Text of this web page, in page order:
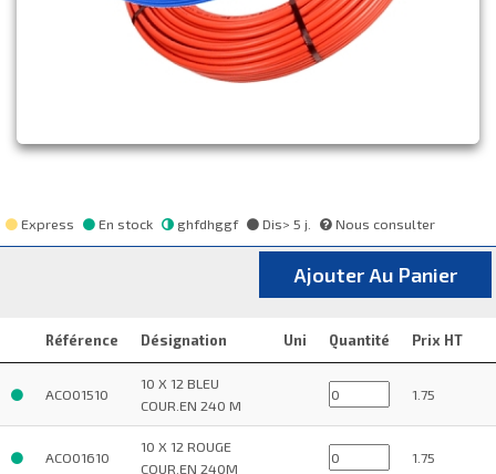
Express En stock ghfdhggf Dis> 5 j. Nous consulter
Ajouter Au Panier
Référence Désignation Uni Quantité Prix HT
ACO01510
10 X 12 BLEU
COUR.EN 240 M
1.75
ACO01610
10 X 12 ROUGE
COUR.EN 240M
1.75